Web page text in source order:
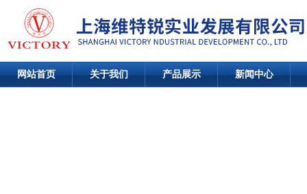
网站首页 关于我们 产品展示 新闻中心